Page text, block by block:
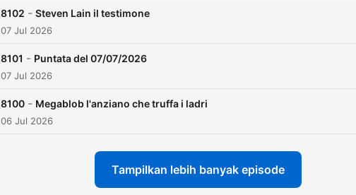
8102 - Steven Lain il testimone
07 Jul 2026
8101 - Puntata del 07/07/2026
07 Jul 2026
8100 - Megablob l'anziano che truffa i ladri
06 Jul 2026
Tampilkan lebih banyak episode